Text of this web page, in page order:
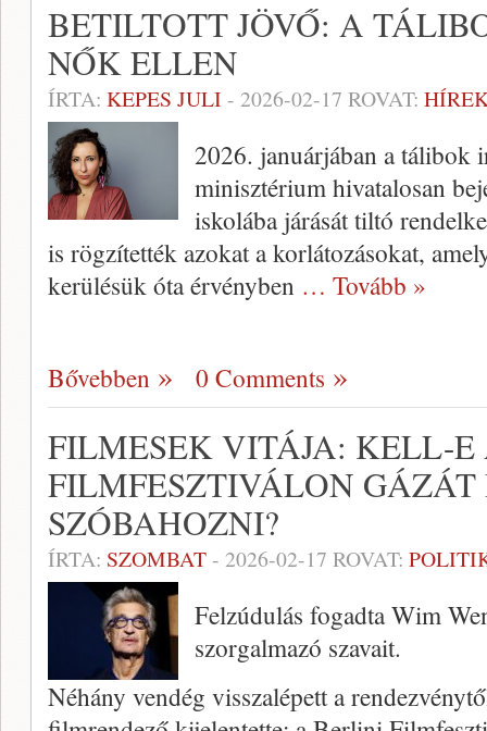
BETILTOTT JÖVŐ: A
NŐK ELLEN
ÍRTA: KEPES JULI - 2026-02-17 ROVAT:
2026. januárjában a tálibok
minisztérium hivatalosan
iskolába járását tiltó
is rögzítették azokat a korlátozásokat,
kerülésük óta érvényben … Tovább »
Bővebben 0 Comments
FILMESEK VITÁJA: KELL-
FILMFESZTIVÁLON
SZÓBAHOZNI?
ÍRTA: SZOMBAT- 2026-02-17 ROVAT:
Felzúdulás fogadta Wim
szorgalmazó szavait.
Néhány vendég visszalépett a